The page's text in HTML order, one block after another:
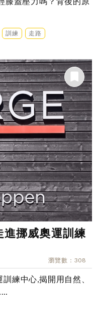
訓練 走路
進挪威奧運訓練
瀏覽數 308
練中心,揭開用自然、